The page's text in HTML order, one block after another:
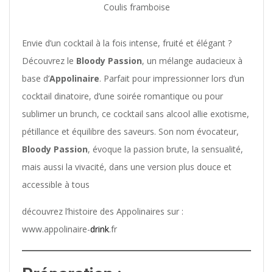
Coulis framboise
Envie d’un cocktail à la fois intense, fruité et élégant ?
Découvrez le Bloody Passion, un mélange audacieux à
base d’Appolinaire. Parfait pour impressionner lors d’un
cocktail dinatoire, d’une soirée romantique ou pour
sublimer un brunch, ce cocktail sans alcool allie exotisme,
pétillance et équilibre des saveurs. Son nom évocateur,
Bloody Passion, évoque la passion brute, la sensualité,
mais aussi la vivacité, dans une version plus douce et
accessible à tous
découvrez l’histoire des Appolinaires sur :
www.appolinaire-drink.fr